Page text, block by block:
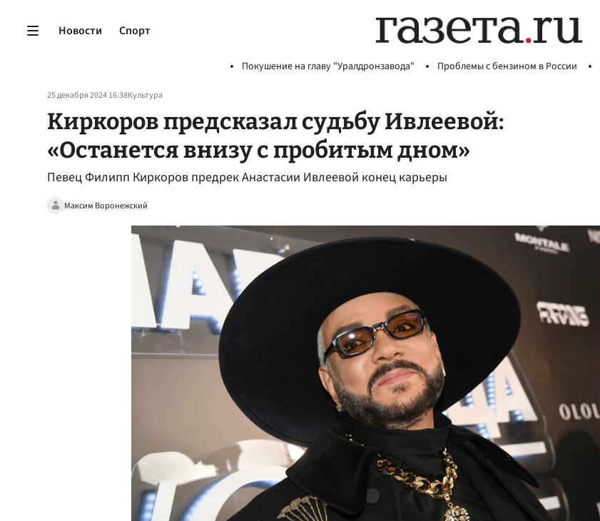
Новости Спорт
Покушение на главу "Уралдронзавода" Проблемы с бензином в России
25 декабря 2024 16:38Культура
Киркоров предсказал судьбу Ивлеевой:
«Останется внизу с пробитым дном»
Певец Филипп Киркоров предрек Анастасии Ивлеевой конец карьеры
Максим Воронежский